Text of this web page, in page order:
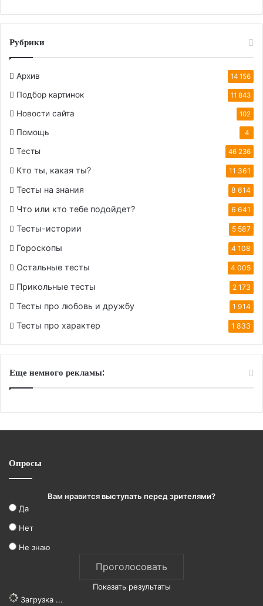
Рубрики
Архив 14 156
Подбор картинок 11 843
Новости сайта 102
Помощь 4
Тесты 46 236
Кто ты, какая ты? 11 361
Тесты на знания 8 614
Что или кто тебе подойдет? 6 641
Тесты-истории 5 587
Гороскопы 4 108
Остальные тесты 4 005
Прикольные тесты 2 173
Тесты про любовь и дружбу 1 914
Тесты про характер 1 833
Еще немного рекламы:
Опросы
Вам нравится выступать перед зрителями?
Да
Нет
Не знаю
Показать результаты
Загрузка ...